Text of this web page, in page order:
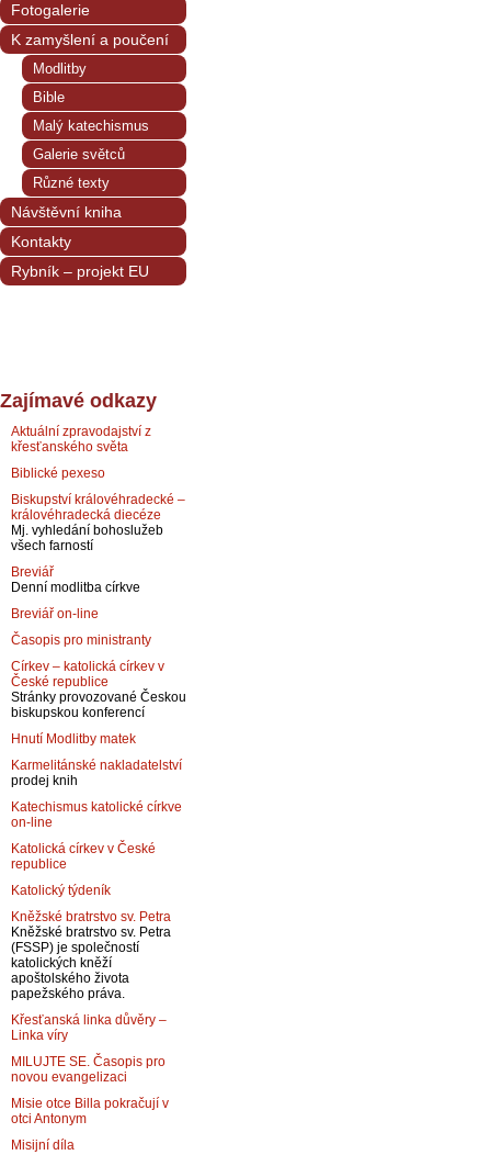
Fotogalerie
K zamyšlení a poučení
Modlitby
Bible
Malý katechismus
Galerie světců
Různé texty
Návštěvní kniha
Kontakty
Rybník – projekt EU
Zajímavé odkazy
Aktuální zpravodajství z
křesťanského světa
Biblické pexeso
Biskupství královéhradecké –
královéhradecká diecéze
Mj. vyhledání bohoslužeb
všech farností
Breviář
Denní modlitba církve
Breviář on-line
Časopis pro ministranty
Církev – katolická církev v
České republice
Stránky provozované Českou
biskupskou konferencí
Hnutí Modlitby matek
Karmelitánské nakladatelství
prodej knih
Katechismus katolické církve
on-line
Katolická církev v České
republice
Katolický týdeník
Kněžské bratrstvo sv. Petra
Kněžské bratrstvo sv. Petra
(FSSP) je společností
katolických kněží
apoštolského života
papežského práva.
Křesťanská linka důvěry –
Linka víry
MILUJTE SE. Časopis pro
novou evangelizaci
Misie otce Billa pokračují v
otci Antonym
Misijní díla